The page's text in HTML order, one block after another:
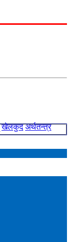
खेलकुद अर्थतन्त्र